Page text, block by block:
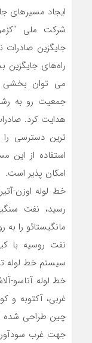
ایجاد مسیرهای
شرکت ملی
جایگزین
راه‌های
می توان بخشی
جمعیت رو به
هدایت کرد.
ترین دسترسی را
استفاده از این
امکان پذیر است.
رسید، نفت
مانگیستائو را
نفت روسیه با
سیستم خط لوله
خط لوله آتاسو-
غربی، آکتوبه و
چین طراحی شده
جهت غرب